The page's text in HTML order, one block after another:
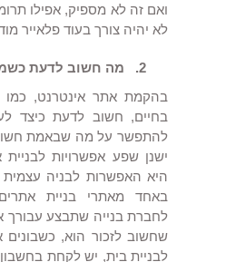
ואם זה לא מספיק, אפילו
לא יהיה צורך בעוד פלאייר
2.
מה חשוב לדעת
בהקמת אתר אינטרנט, כמו
בחיים, חשוב לדעת כיצד
להתפשר על מה שבאמת חשוב
ישנן שפע אפשרויות
היא האפשרות לבניה
באחד מאתרי בניית
לחברת בנייה שתבצע עבורך
שחשוב לזכור הוא,
לבניית בית, יש לקחת